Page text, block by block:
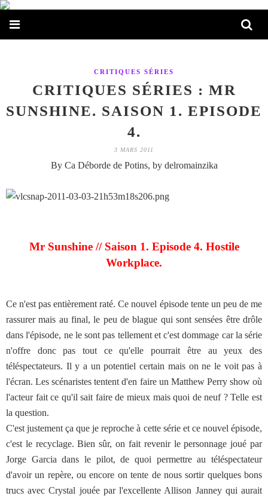
CRITIQUES SÉRIES
CRITIQUES SÉRIES : MR
SUNSHINE. SAISON 1. EPISODE
4.
3 MARS 2011
By Ca Déborde de Potins, by delromainzika
Mr Sunshine // Saison 1. Episode 4. Hostile
Workplace.
Ce n'est pas entièrement raté. Ce nouvel épisode tente un peu de me
rassurer mais au final, le peu de blague qui sont sensées être drôle
dans l'épisode, ne le sont pas tellement et c'est dommage car la série
n'offre donc pas tout ce qu'elle pourrait être au yeux des
téléspectateurs. Il y a un potentiel certain mais on ne le voit pas à
l'écran. Les scénaristes tentent d'en faire un Matthew Perry show où
l'acteur fait ce qu'il sait faire de mieux mais quoi de neuf ? Telle est
la question.
C'est justement ça que je reproche à cette série et ce nouvel épisode,
c'est le recyclage. Bien sûr, on fait revenir le personnage joué par
Jorge Garcia dans le pilot, de quoi permettre au téléspectateur
d'avoir un repère, ou encore on tente de nous sortir quelques bons
trucs avec Crystal jouée par l'excellente Allison Janney qui aurait